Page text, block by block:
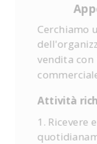
Cerchiamo
vendita
Attività
1. Ricevere